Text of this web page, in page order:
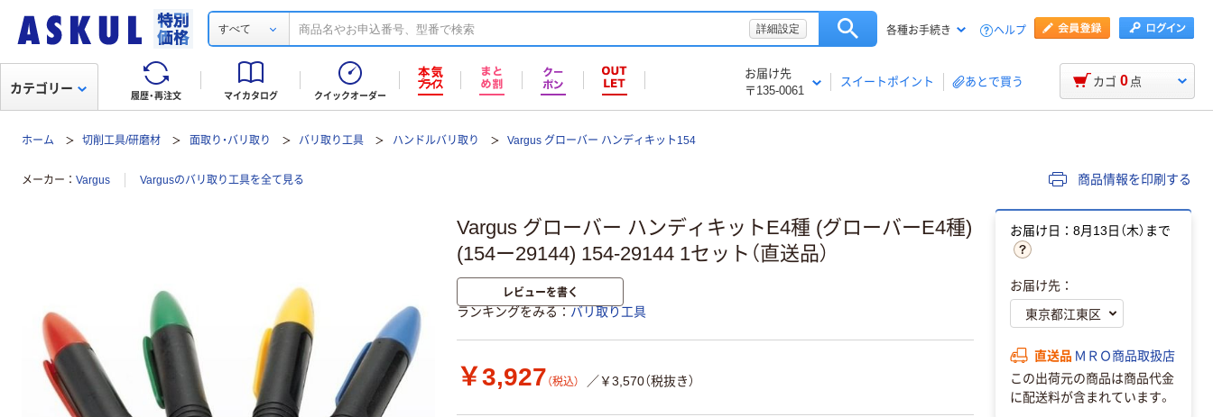
すべて 詳細設定 各種お手続き ヘルプ
履歴・再注文 マイカタログ クイックオーダー
お届け先
〒135-0061
スイートポイント あとで買う
カテゴリー カゴ 0 点
ホーム 切削工具/研磨材 面取り・バリ取り バリ取り工具 ハンドルバリ取り Vargus グローバー ハンディキット154
メーカー Vargus Vargusのバリ取り工具を全て見る 商品情報を印刷する
Vargus グローバー ハンディキットE4種 (グローバーE4種)
(154ー29144) 154-29144 1セット（直送品）
レビューを書く
ランキングをみる バリ取り工具
￥3,927 （税込） ／￥3,570（税抜き）
お届け日：8月13日（木）まで
お届け先：
直送品 ＭＲＯ商品取扱店
この出荷元の商品は商品代金
に配送料が含まれています。